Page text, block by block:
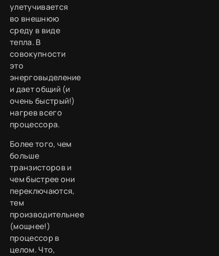
улетучивается
во внешнюю
среду в виде
тепла. В
совокупности
это
энерговыделение
и дает общий (и
очень быстрый!)
нагрев всего
процессора.
Более того, чем
больше
транзисторов и
чем быстрее они
переключаются,
тем
производительнее
(мощнее!)
процессор в
целом. Что,